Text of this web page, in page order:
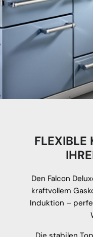
FLEXIBLE
Den Falcon
kraftvollem
Induktion –